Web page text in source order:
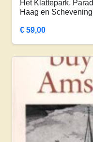
Het Klattepark,
Haag en
€ 59,00